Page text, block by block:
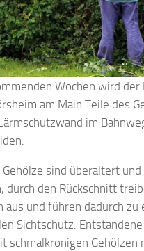
Wochen wird
am Main Teile des
im
sind überaltert und
durch den Rückschnitt
aus und führen dadurch zu
Sichtschutz.
schmalkronigen Gehölzen